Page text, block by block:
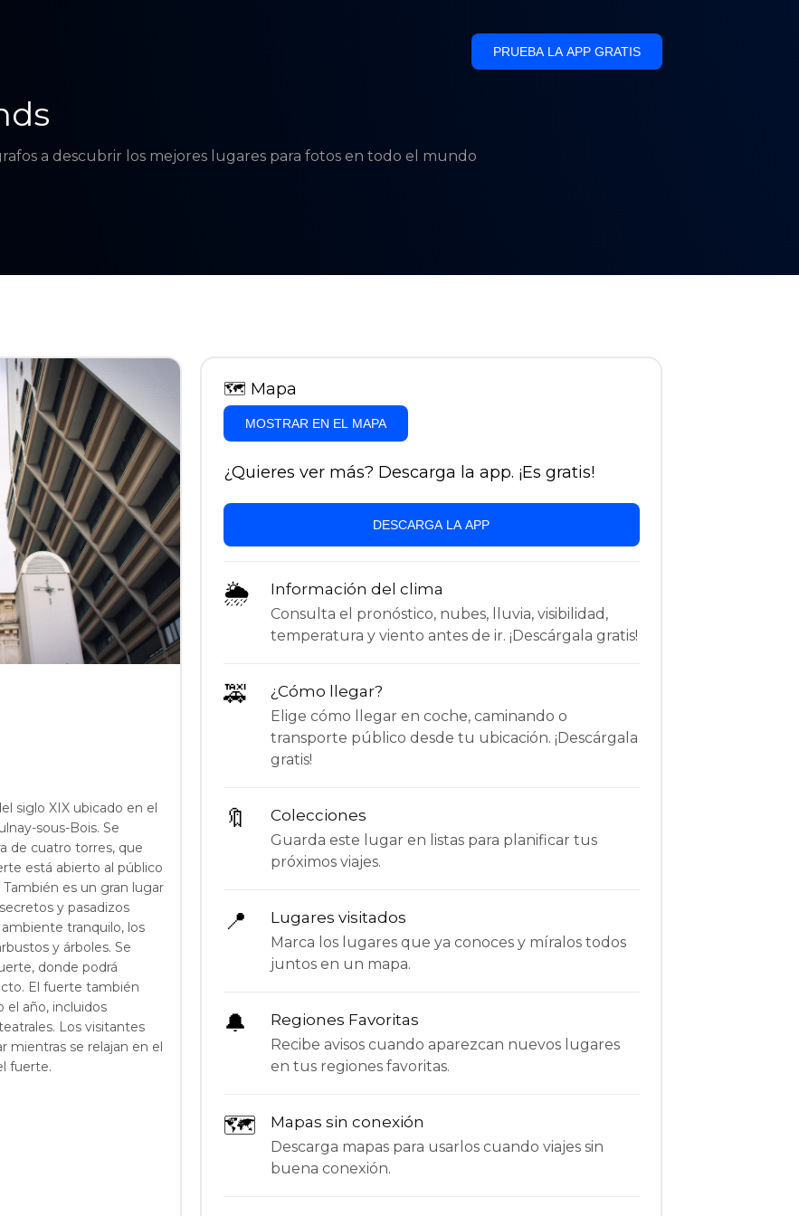
PRUEBA LA APP GRATIS
a descubrir los mejores lugares para fotos en todo el mundo
siglo XIX ubicado en el
sous-Bois. Se
de cuatro torres, que
está abierto al público
es un gran lugar
y pasadizos
tranquilo, los
y árboles. Se
donde podrá
El fuerte también
el año, incluidos
Los visitantes
mientras se relajan en el
fuerte.
🗺 Mapa
MOSTRAR EN EL MAPA
¿Quieres ver más? Descarga la app. ¡Es gratis!
DESCARGA LA APP
🌦 Información del clima
Consulta el pronóstico, nubes, lluvia, visibilidad,
temperatura y viento antes de ir. ¡Descárgala gratis!
🚕 ¿Cómo llegar?
Elige cómo llegar en coche, caminando o
transporte público desde tu ubicación. ¡Descárgala
gratis!
🔖 Colecciones
Guarda este lugar en listas para planificar tus
próximos viajes.
📍 Lugares visitados
Marca los lugares que ya conoces y míralos todos
juntos en un mapa.
🔔 Regiones Favoritas
Recibe avisos cuando aparezcan nuevos lugares
en tus regiones favoritas.
🗺 Mapas sin conexión
Descarga mapas para usarlos cuando viajes sin
buena conexión.